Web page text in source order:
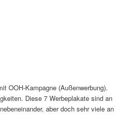
OOH-Kampagne (Außenwerbung).
Diese 7 Werbeplakate sind an
aber doch sehr viele an